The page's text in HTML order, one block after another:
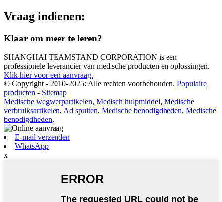
Vraag indienen:
Klaar om meer te leren?
SHANGHAI TEAMSTAND CORPORATION is een
professionele leverancier van medische producten en oplossingen.
Klik hier voor een aanvraag.
© Copyright - 2010-2025: Alle rechten voorbehouden. Populaire
producten - Sitemap
Medische wegwerpartikelen, Medisch hulpmiddel, Medische
verbruiksartikelen, Ad spuiten, Medische benodigdheden, Medische
benodigdheden,
E-mail verzenden
WhatsApp
x